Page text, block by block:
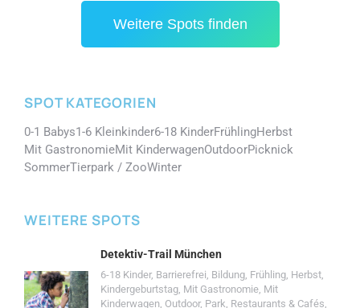
Weitere Spots finden
SPOT KATEGORIEN
0-1 Babys1-6 Kleinkinder6-18 KinderFrühlingHerbst
Mit GastronomieMit KinderwagenOutdoorPicknick
SommerTierpark / ZooWinter
WEITERE SPOTS
Detektiv-Trail München
6-18 Kinder, Barrierefrei, Bildung, Frühling, Herbst,
Kindergeburtstag, Mit Gastronomie, Mit
Kinderwagen, Outdoor, Park, Restaurants & Cafés,